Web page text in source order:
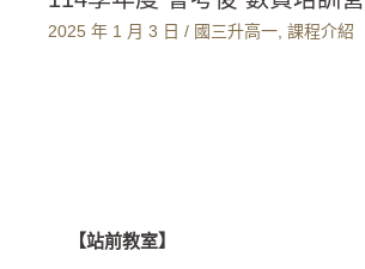
2025 年 1 月 3 日 / 國三升高一 課程介紹
【站前教室】